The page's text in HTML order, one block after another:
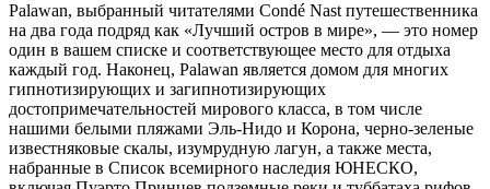
Palawan, выбранный читателями Condé Nast путешественника
на два года подряд как «Лучший остров в мире», — это номер
один в вашем списке и соответствующее место для отдыха
каждый год. Наконец, Palawan является домом для многих
гипнотизирующих и загипнотизирующих
достопримечательностей мирового класса, в том числе
нашими белыми пляжами Эль-Нидо и Корона, черно-зеленые
известняковые скалы, изумрудную лагун, а также места,
набранные в Список всемирного наследия ЮНЕСКО,